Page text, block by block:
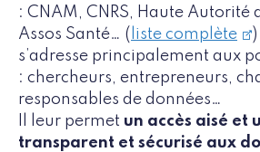
: CNAM, CNRS, Haute Autorité
Assos Santé… ( liste complète
s’adresse principalement aux
: chercheurs, entrepreneurs,
responsables de données…
Il leur permet un accès aisé et
transparent et sécurisé aux